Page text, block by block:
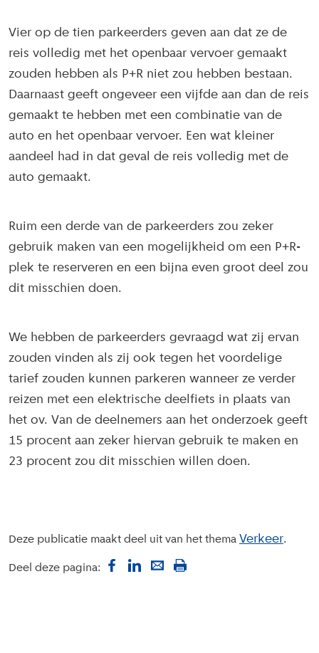
Vier op de tien parkeerders geven aan dat ze de
reis volledig met het openbaar vervoer gemaakt
zouden hebben als P+R niet zou hebben bestaan.
Daarnaast geeft ongeveer een vijfde aan dan de reis
gemaakt te hebben met een combinatie van de
auto en het openbaar vervoer. Een wat kleiner
aandeel had in dat geval de reis volledig met de
auto gemaakt.
Ruim een derde van de parkeerders zou zeker
gebruik maken van een mogelijkheid om een P+R-
plek te reserveren en een bijna even groot deel zou
dit misschien doen.
We hebben de parkeerders gevraagd wat zij ervan
zouden vinden als zij ook tegen het voordelige
tarief zouden kunnen parkeren wanneer ze verder
reizen met een elektrische deelfiets in plaats van
het ov. Van de deelnemers aan het onderzoek geeft
15 procent aan zeker hiervan gebruik te maken en
23 procent zou dit misschien willen doen.
Deze publicatie maakt deel uit van het thema Verkeer
Deel deze pagina: